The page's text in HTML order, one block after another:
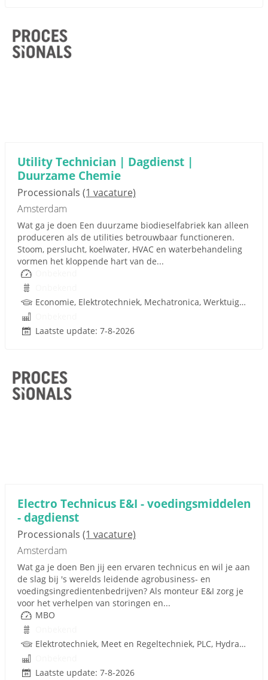
Utility Technician | Dagdienst |
Duurzame Chemie
Processionals (1 vacature)
Amsterdam
Wat ga je doen Een duurzame biodieselfabriek kan alleen
produceren als de utilities betrouwbaar functioneren.
Stoom, perslucht, koelwater, HVAC en waterbehandeling
vormen het kloppende hart van de...
Economie, Elektrotechniek, Mechatronica, Werktuigbouwkunde
Laatste update: 7-8-2026
Electro Technicus E&I - voedingsmiddelen
- dagdienst
Processionals (1 vacature)
Amsterdam
Wat ga je doen Ben jij een ervaren technicus en wil je aan
de slag bij 's werelds leidende agrobusiness- en
voedingsingredientenbedrijven? Als monteur E&I zorg je
voor het verhelpen van storingen en...
MBO
Elektrotechniek, Meet en Regeltechniek, PLC, Hydrauliek, Pneumatiek
Laatste update: 7-8-2026